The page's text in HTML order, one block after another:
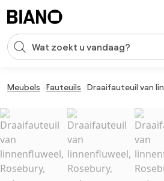
Zoekopdracht invoeren
Meubels Fauteuils Draaifauteuil van